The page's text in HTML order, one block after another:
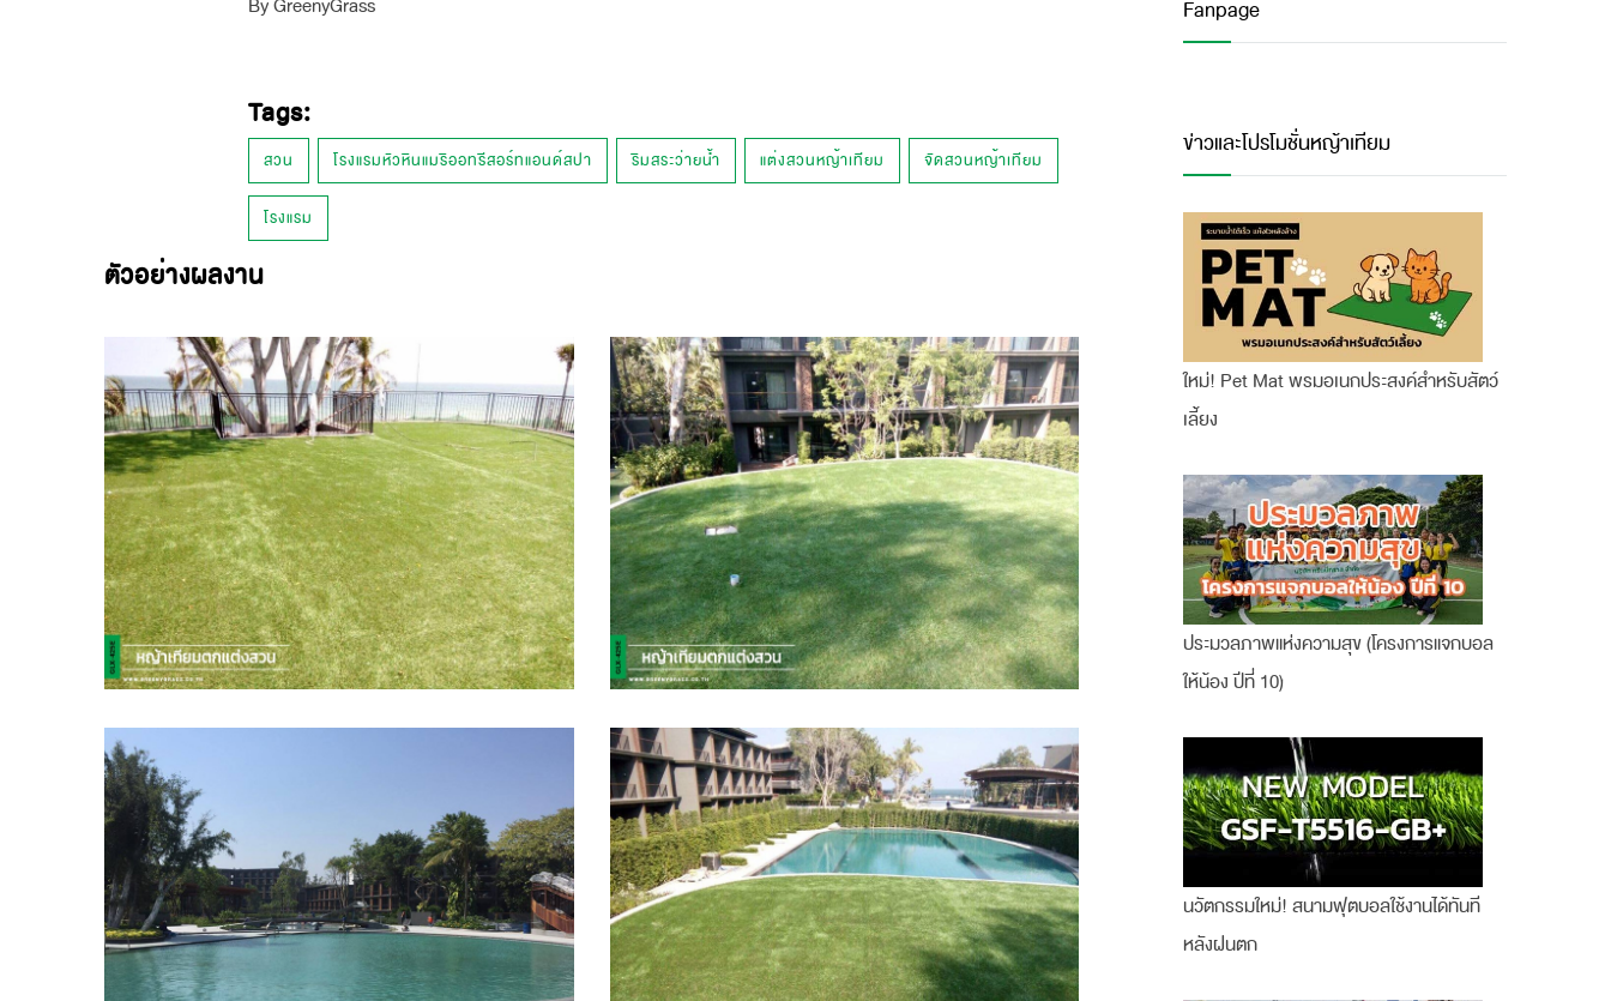
Tags:
สวน โรงแรมหัวหินแมริออทรีสอร์ทแอนด์สปา ริมสระว่ายน้ำ แต่งสวนหญ้าเทียม จัดสวนหญ้าเทียม
โรงแรม
ตัวอย่างผลงาน
Fanpage
ข่าวและโปรโมชั่นหญ้าเทียม
ใหม่! Pet Mat พรมอเนกประสงค์สำหรับสัตว์
เลี้ยง
ประมวลภาพแห่งความสุข (โครงการแจกบอล
ให้น้อง ปีที่ 10)
นวัตกรรมใหม่! สนามฟุตบอลใช้งานได้ทันที
หลังฝนตก